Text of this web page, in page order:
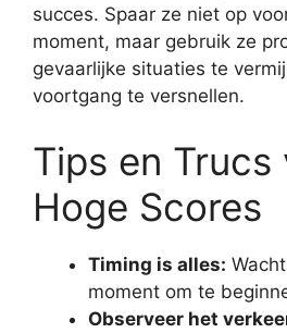
succes. Spaar ze niet op
moment, maar gebruik ze
gevaarlijke situaties te
voortgang te versnellen.
Tips en Trucs
Hoge Scores
Timing is alles:
moment om te
Observeer het